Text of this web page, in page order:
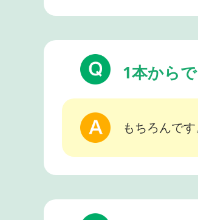
1本から
もちろんで